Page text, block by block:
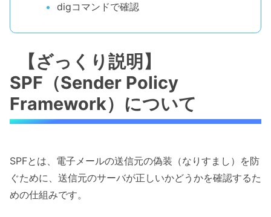
digコマンドで確認
【ざっくり説明】
SPF（Sender Policy
Framework）について
SPFとは、電子メールの送信元の偽装（なりすまし）を防
ぐために、送信元のサーバが正しいかどうかを確認するた
めの仕組みです。